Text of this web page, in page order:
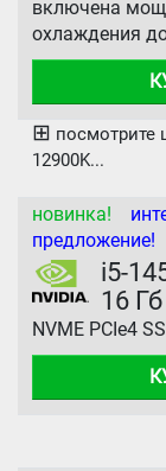
включена
охлаждения
⊞ посмотрите
12900K...
новинка!
предложение!
i5-
16 Гб
NVME PCIe4